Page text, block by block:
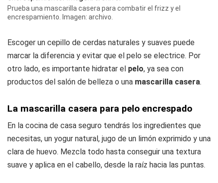
Prueba una mascarilla casera para combatir el frizz y el
encrespamiento. Imagen: archivo.
Escoger un cepillo de cerdas naturales y suaves puede
marcar la diferencia y evitar que el pelo se electrice. Por
otro lado, es importante hidratar el pelo, ya sea con
productos del salón de belleza o una mascarilla casera.
La mascarilla casera para pelo encrespado
En la cocina de casa seguro tendrás los ingredientes que
necesitas, un yogur natural, jugo de un limón exprimido y una
clara de huevo. Mezcla todo hasta conseguir una textura
suave y aplica en el cabello, desde la raíz hacia las puntas.